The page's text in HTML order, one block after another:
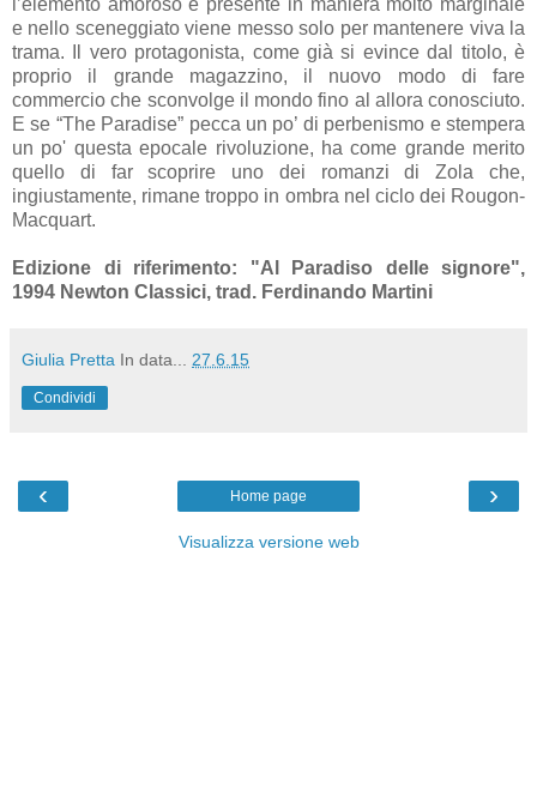
e nello sceneggiato viene messo solo per mantenere viva la
trama. Il vero protagonista, come già si evince dal titolo, è
proprio il grande magazzino, il nuovo modo di fare
commercio che sconvolge il mondo fino al allora conosciuto.
E se “The Paradise” pecca un po’ di perbenismo e stempera
un po' questa epocale rivoluzione, ha come grande merito
quello di far scoprire uno dei romanzi di Zola che,
ingiustamente, rimane troppo in ombra nel ciclo dei Rougon-
Macquart.
Edizione di riferimento: "Al Paradiso delle signore",
1994 Newton Classici, trad. Ferdinando Martini
Giulia Pretta In data... 27.6.15
Condividi
‹ ›
Home page
Visualizza versione web